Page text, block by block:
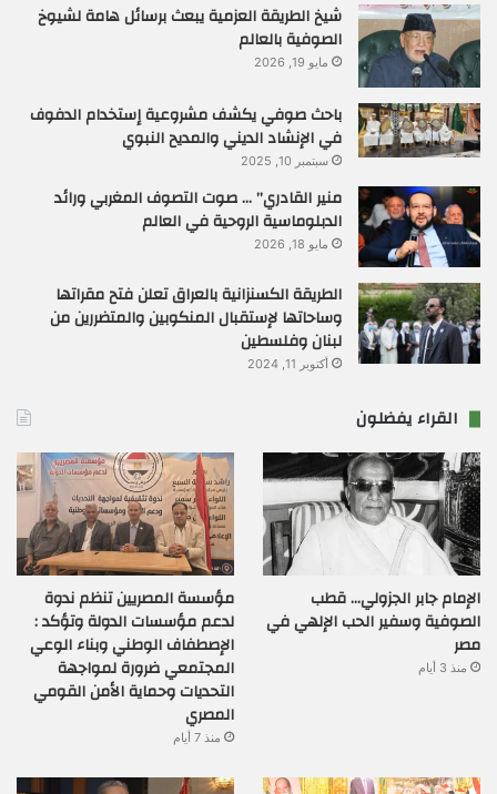
شيخ الطريقة العزمية يبعث برسائل هامة لشيوخ
الصوفية بالعالم
مايو 19, 2026
باحث صوفي يكشف مشروعية إستخدام الدفوف
في الإنشاد الديني والمديح النبوي
سبتمبر 10, 2025
منير القادري” … صوت التصوف المغربي ورائد
الدبلوماسية الروحية في العالم
مايو 18, 2026
الطريقة الكسنزانية بالعراق تعلن فتح مقراتها
وساحاتها لإستقبال المنكوبين والمتضررين من
لبنان وفلسطين
أكتوبر 11, 2024
القراء يفضلون
الإمام جابر الجزولي… قطب
الصوفية وسفير الحب الإلهي في
مصر
منذ 3 أيام
مؤسسة المصريين تنظم ندوة
لدعم مؤسسات الدولة وتؤكد :
الإصطفاف الوطني وبناء الوعي
المجتمعي ضرورة لمواجهة
التحديات وحماية الأمن القومي
المصري
منذ 7 أيام